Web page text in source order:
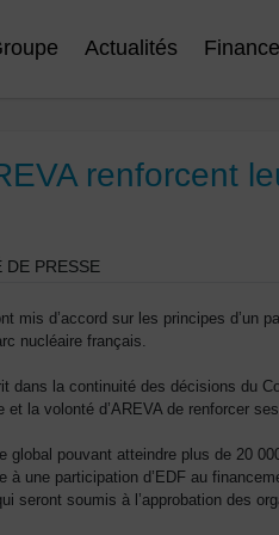
Actualités Finance
renforcent
DE PRESSE
mis d’accord sur les principes d’un
nucléaire français.
dans la continuité des décisions du
et la volonté d’AREVA de renforcer
global pouvant atteindre plus de 20
à une participation d’EDF au
seront soumis à l’approbation des